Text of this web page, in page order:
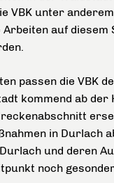
VBK unter
Arbeiten auf
passen die VBK
kommend ab
in Durlach
und deren
noch